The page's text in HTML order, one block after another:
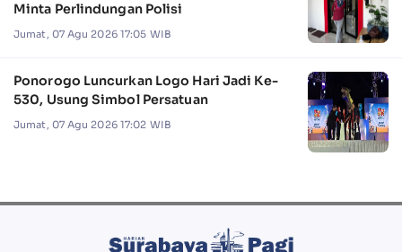
Minta Perlindungan Polisi
Jumat, 07 Agu 2026 17:05 WIB
Ponorogo Luncurkan Logo Hari Jadi Ke-
530, Usung Simbol Persatuan
Jumat, 07 Agu 2026 17:02 WIB